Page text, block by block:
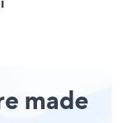
made